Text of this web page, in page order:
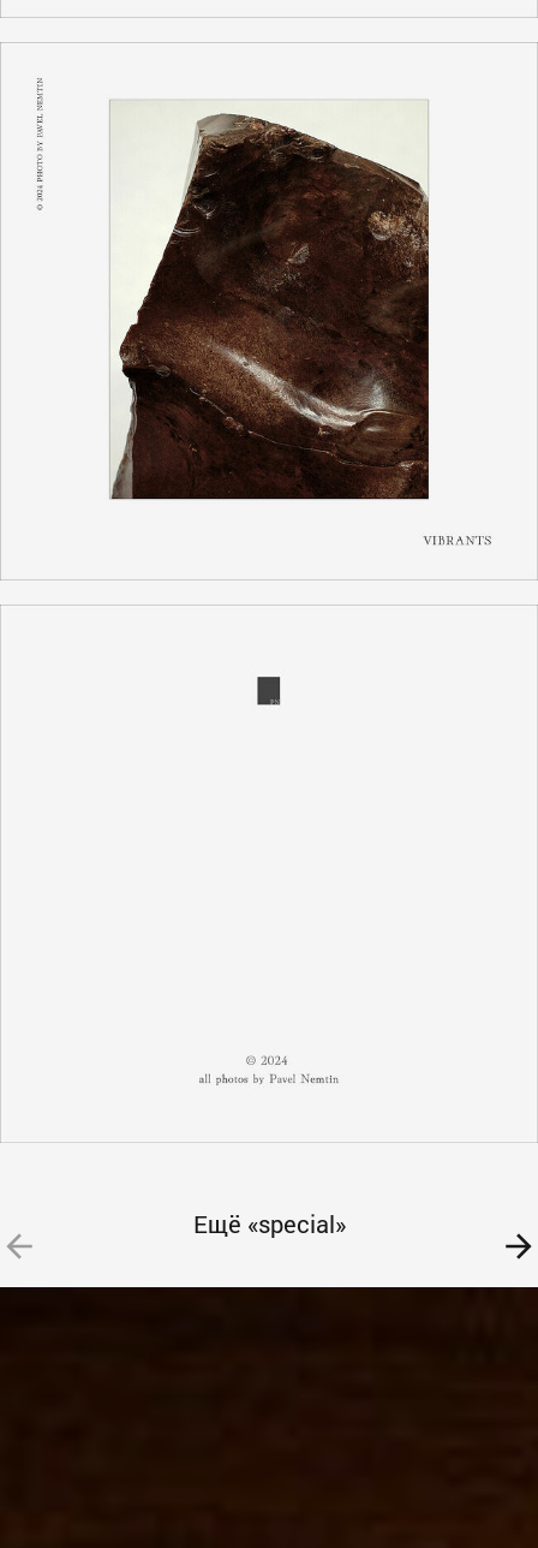
Ещё «special»